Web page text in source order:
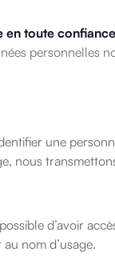
en toute
personnelles
une
nous
d’avoir
nom d’usage.